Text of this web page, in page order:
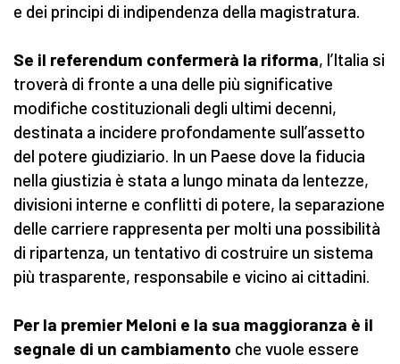
e dei principi di indipendenza della magistratura.
Se il referendum confermerà la riforma, l’Italia si
troverà di fronte a una delle più significative
modifiche costituzionali degli ultimi decenni,
destinata a incidere profondamente sull’assetto
del potere giudiziario. In un Paese dove la fiducia
nella giustizia è stata a lungo minata da lentezze,
divisioni interne e conflitti di potere, la separazione
delle carriere rappresenta per molti una possibilità
di ripartenza, un tentativo di costruire un sistema
più trasparente, responsabile e vicino ai cittadini.
Per la premier Meloni e la sua maggioranza è il
segnale di un cambiamento che vuole essere